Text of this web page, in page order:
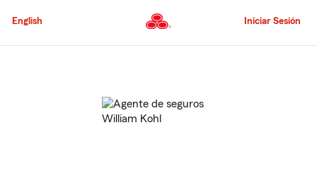
al
principal
English Iniciar Sesión